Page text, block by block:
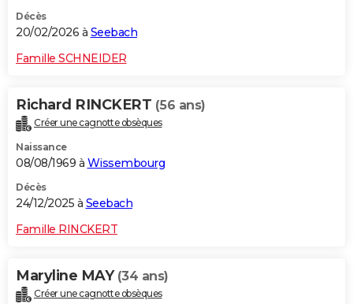
GUIDES D'ACHAT
Carte de Noël
Carte Bonne année
Carte Saint-Valentin
Carte Pâques
Carte d'anniversaire
DICTIONNAIRE
Dictionnaire
Biographies
Citations
Expressions
Proverbes
PROGRAMME TV
S'inscrire
Se connecter
Lycées
Collèges
Primaires
Universités
Entreprises
Service militaire
Avis de recherche
AVIS DE DÉCÈS
FORUM
Bricolage
Television
Décès
20/02/2026 à Seebach
Famille SCHNEIDER
Richard RINCKERT (56 ans)
Créer une cagnotte obsèques
Naissance
08/08/1969 à Wissembourg
Décès
24/12/2025 à Seebach
Famille RINCKERT
Maryline MAY (34 ans)
Créer une cagnotte obsèques